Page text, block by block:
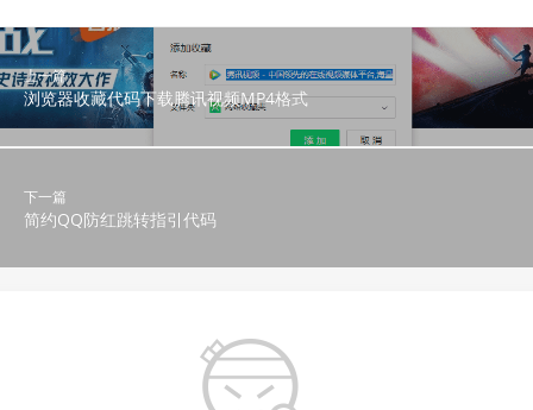
上一篇
浏览器收藏代码下载腾讯视频MP4格式
下一篇
简约QQ防红跳转指引代码